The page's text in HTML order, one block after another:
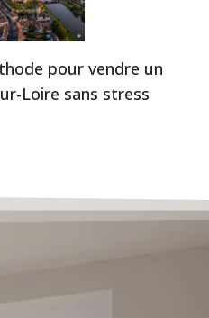
pour vendre un
Loire sans stress